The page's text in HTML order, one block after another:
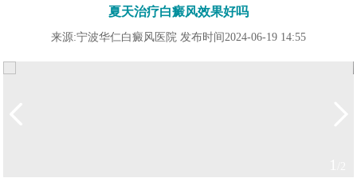
夏天治疗白癜风效果好吗
来源:宁波华仁白癜风医院 发布时间2024-06-19 14:55